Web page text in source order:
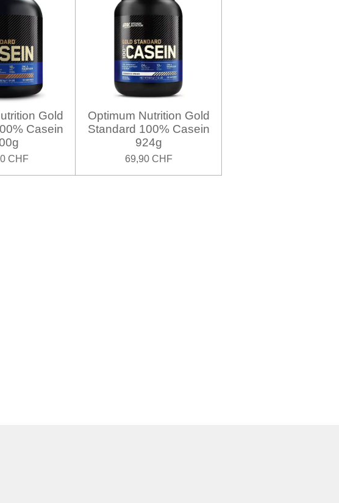
Gold
Casein
CHF
Optimum Nutrition Gold
Standard 100% Casein
924g
69,90 CHF